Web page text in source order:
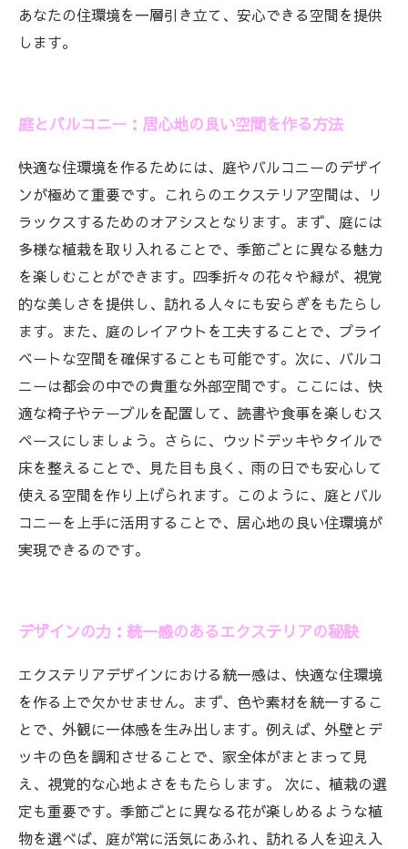
あなたの住環境を一層引き立て、安心できる空間を提供
します。
庭とバルコニー：居心地の良い空間を作る方法
快適な住環境を作るためには、庭やバルコニーのデザイ
ンが極めて重要です。これらのエクステリア空間は、リ
ラックスするためのオアシスとなります。まず、庭には
多様な植栽を取り入れることで、季節ごとに異なる魅力
を楽しむことができます。四季折々の花々や緑が、視覚
的な美しさを提供し、訪れる人々にも安らぎをもたらし
ます。また、庭のレイアウトを工夫することで、プライ
ベートな空間を確保することも可能です。次に、バルコ
ニーは都会の中での貴重な外部空間です。ここには、快
適な椅子やテーブルを配置して、読書や食事を楽しむス
ペースにしましょう。さらに、ウッドデッキやタイルで
床を整えることで、見た目も良く、雨の日でも安心して
使える空間を作り上げられます。このように、庭とバル
コニーを上手に活用することで、居心地の良い住環境が
実現できるのです。
デザインの力：統一感のあるエクステリアの秘訣
エクステリアデザインにおける統一感は、快適な住環境
を作る上で欠かせません。まず、色や素材を統一するこ
とで、外観に一体感を生み出します。例えば、外壁とデ
ッキの色を調和させることで、家全体がまとまって見
え、視覚的な心地よさをもたらします。 次に、植栽の選
定も重要です。季節ごとに異なる花が楽しめるような植
物を選べば、庭が常に活気にあふれ、訪れる人を迎え入